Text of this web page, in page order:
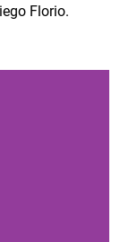
Florio.